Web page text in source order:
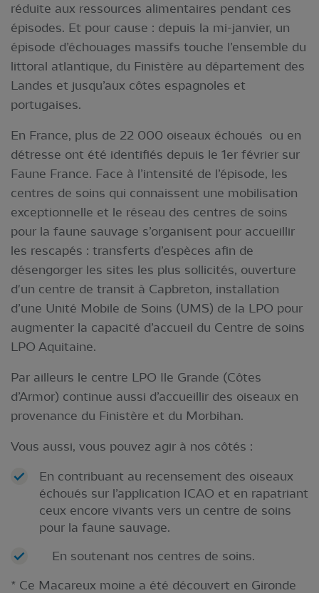
réduite aux ressources alimentaires pendant ces
épisodes. Et pour cause : depuis la mi-janvier, un
épisode d’échouages massifs touche l’ensemble du
littoral atlantique, du Finistère au département des
Landes et jusqu’aux côtes espagnoles et
portugaises.
En France, plus de 22 000 oiseaux échoués ou en
détresse ont été identifiés depuis le 1er février sur
Faune France. Face à l’intensité de l’épisode, les
centres de soins qui connaissent une mobilisation
exceptionnelle et le réseau des centres de soins
pour la faune sauvage s’organisent pour accueillir
les rescapés : transferts d’espèces afin de
désengorger les sites les plus sollicités, ouverture
d'un centre de transit à Capbreton, installation
d’une Unité Mobile de Soins (UMS) de la LPO pour
augmenter la capacité d’accueil du Centre de soins
LPO Aquitaine.
Par ailleurs le centre LPO Ile Grande (Côtes
d’Armor) continue aussi d’accueillir des oiseaux en
provenance du Finistère et du Morbihan.
Vous aussi, vous pouvez agir à nos côtés :
En contribuant au recensement des oiseaux
échoués sur l’application ICAO et en rapatriant
ceux encore vivants vers un centre de soins
pour la faune sauvage.
En soutenant nos centres de soins.
* Ce Macareux moine a été découvert en Gironde